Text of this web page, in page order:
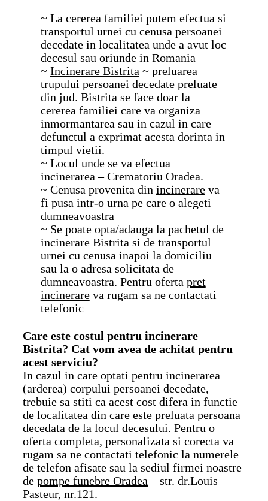
~ La cererea familiei putem efectua si
transportul urnei cu cenusa persoanei
decedate in localitatea unde a avut loc
decesul sau oriunde in Romania
~ Incinerare Bistrita ~ preluarea
trupului persoanei decedate preluate
din jud. Bistrita se face doar la
cererea familiei care va organiza
inmormantarea sau in cazul in care
defunctul a exprimat acesta dorinta in
timpul vietii.
~ Locul unde se va efectua
incinerarea – Crematoriu Oradea.
~ Cenusa provenita din incinerareva
fi pusa intr-o urna pe care o alegeti
dumneavoastra
~ Se poate opta/adauga la pachetul de
incinerare Bistrita si de transportul
urnei cu cenusa inapoi la domiciliu
sau la o adresa solicitata de
dumneavoastra. Pentru oferta pret
incinerareva rugam sa ne contactati
telefonic
Care este costul pentru incinerare
Bistrita? Cat vom avea de achitat pentru
acest serviciu?
In cazul in care optati pentru incinerarea
(arderea) corpului persoanei decedate,
trebuie sa stiti ca acest cost difera in functie
de localitatea din care este preluata persoana
decedata de la locul decesului. Pentru o
oferta completa, personalizata si corecta va
rugam sa ne contactati telefonic la numerele
de telefon afisate sau la sediul firmei noastre
de pompe funebre Oradea – str. dr.Louis
Pasteur, nr.121.